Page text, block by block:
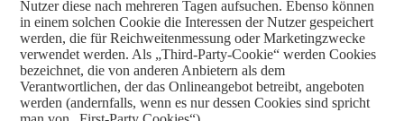
Nutzer diese nach mehreren Tagen aufsuchen. Ebenso können
in einem solchen Cookie die Interessen der Nutzer gespeichert
werden, die für Reichweitenmessung oder Marketingzwecke
verwendet werden. Als „Third-Party-Cookie“ werden Cookies
bezeichnet, die von anderen Anbietern als dem
Verantwortlichen, der das Onlineangebot betreibt, angeboten
werden (andernfalls, wenn es nur dessen Cookies sind spricht